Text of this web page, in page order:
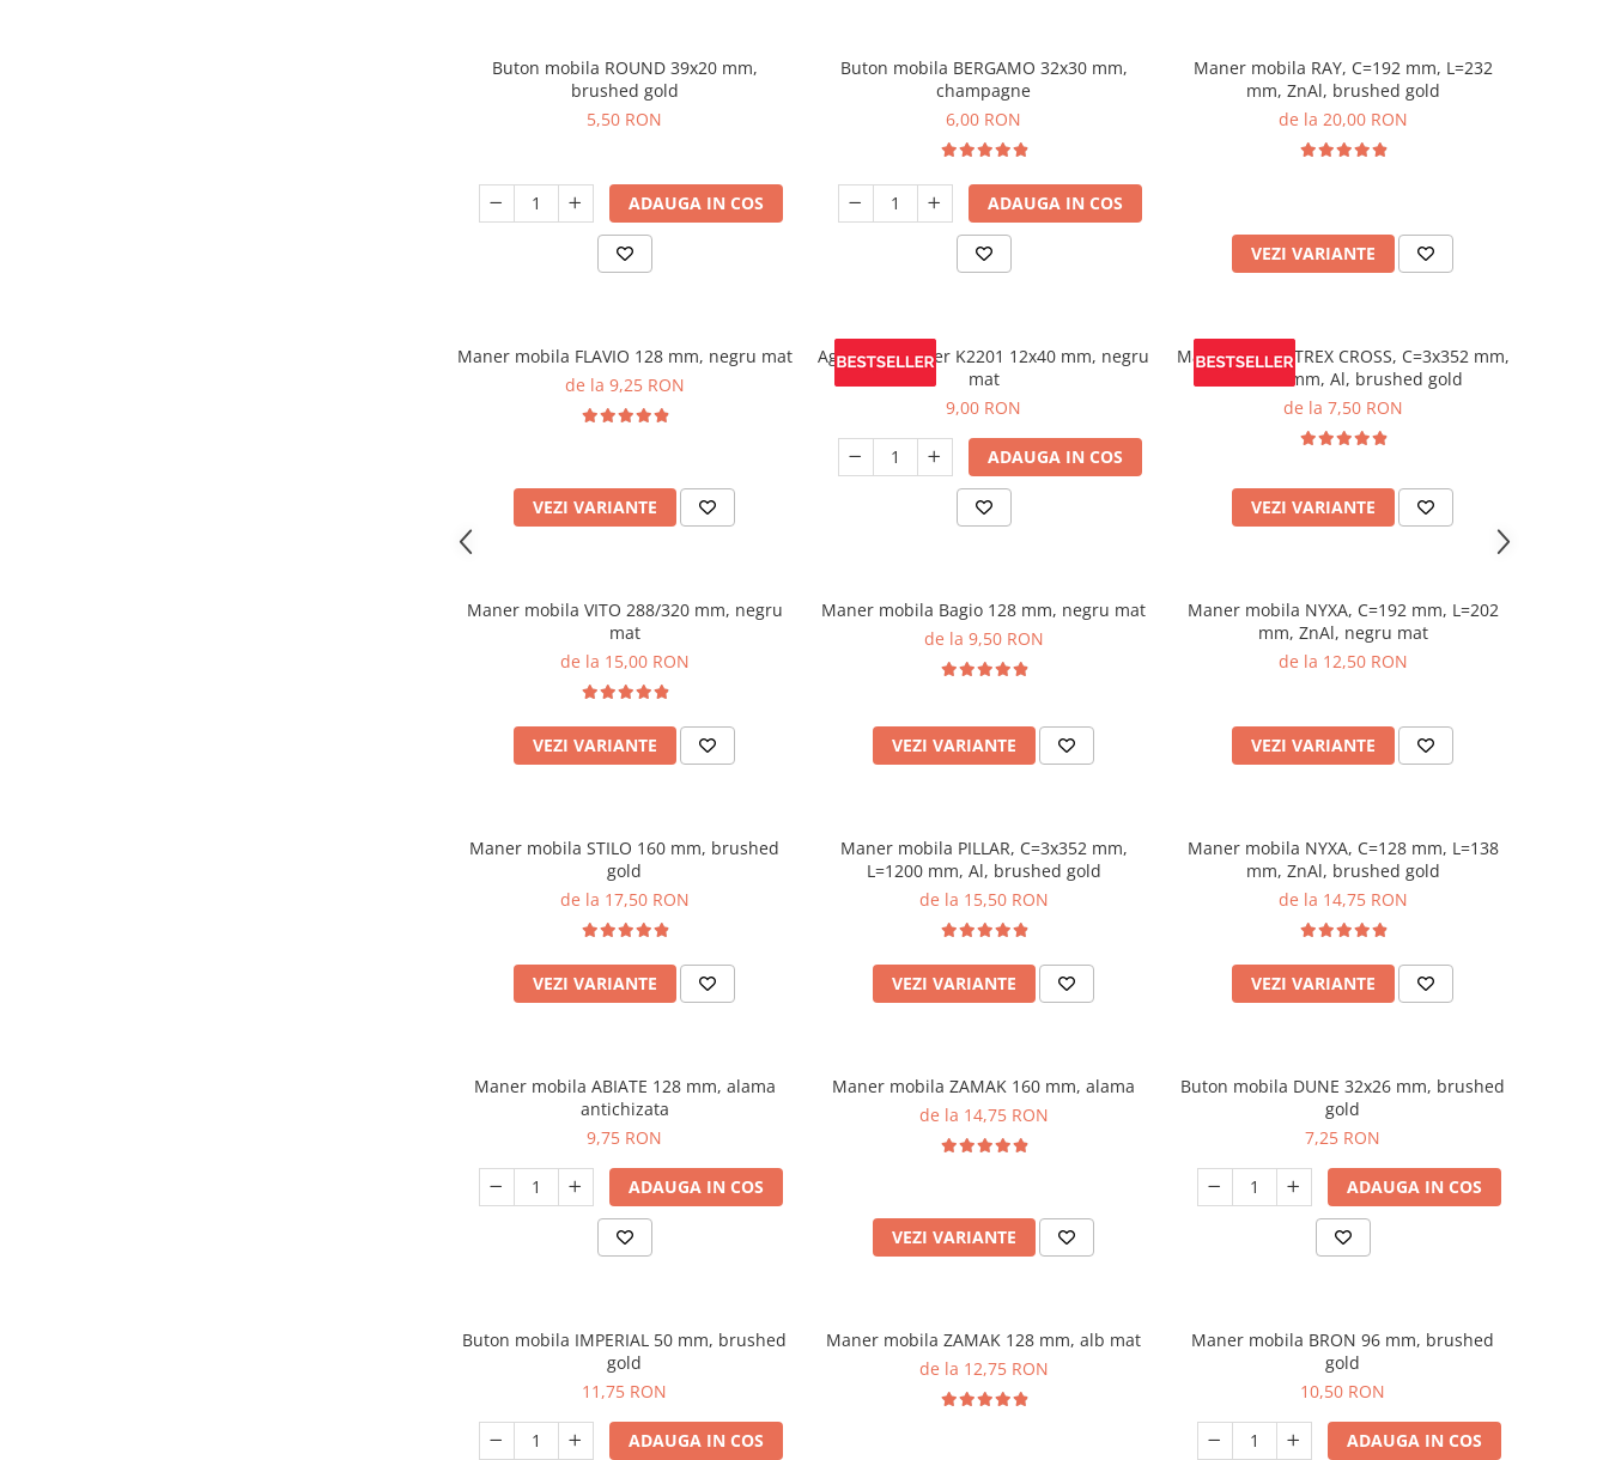
Buton mobila ROUND 39x20 mm,
brushed gold
5,50 RON
ADAUGA IN COS
Buton mobila BERGAMO 32x30 mm,
champagne
6,00 RON
ADAUGA IN COS
Maner mobila RAY, C=192 mm, L=232
mm, ZnAl, brushed gold
de la 20,00 RON
VEZI VARIANTE
Maner mobila FLAVIO 128 mm, negru mat
de la 9,25 RON
VEZI VARIANTE
Agatatoare cuier K2201 12x40 mm, negru
mat
9,00 RON
ADAUGA IN COS
Maner mobila TREX CROSS, C=3x352 mm,
L= 1200 mm, Al, brushed gold
de la 7,50 RON
VEZI VARIANTE
Maner mobila VITO 288/320 mm, negru
mat
de la 15,00 RON
VEZI VARIANTE
Maner mobila Bagio 128 mm, negru mat
de la 9,50 RON
VEZI VARIANTE
Maner mobila NYXA, C=192 mm, L=202
mm, ZnAl, negru mat
de la 12,50 RON
VEZI VARIANTE
Maner mobila STILO 160 mm, brushed
gold
de la 17,50 RON
VEZI VARIANTE
Maner mobila PILLAR, C=3x352 mm,
L=1200 mm, Al, brushed gold
de la 15,50 RON
VEZI VARIANTE
Maner mobila NYXA, C=128 mm, L=138
mm, ZnAl, brushed gold
de la 14,75 RON
VEZI VARIANTE
Maner mobila ABIATE 128 mm, alama
antichizata
9,75 RON
ADAUGA IN COS
Maner mobila ZAMAK 160 mm, alama
de la 14,75 RON
VEZI VARIANTE
Buton mobila DUNE 32x26 mm, brushed
gold
7,25 RON
ADAUGA IN COS
Buton mobila IMPERIAL 50 mm, brushed
gold
11,75 RON
ADAUGA IN COS
Maner mobila ZAMAK 128 mm, alb mat
de la 12,75 RON
Maner mobila BRON 96 mm, brushed
gold
10,50 RON
ADAUGA IN COS